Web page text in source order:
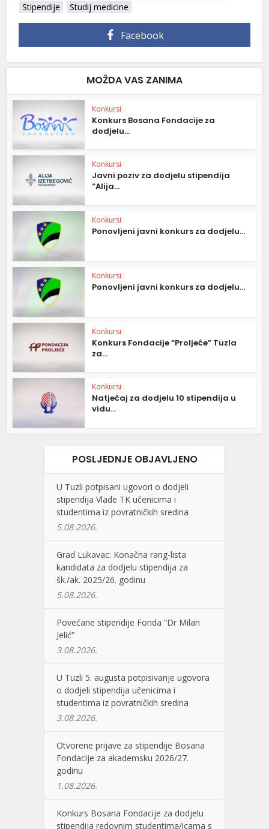
Stipendije
Studij medicine
Facebook
MOŽDA VAS ZANIMA
Konkursi
Konkurs Bosana Fondacije za
dodjelu...
Konkursi
Javni poziv za dodjelu stipendija
“Alija...
Konkursi
Ponovljeni javni konkurs za dodjelu...
Konkursi
Ponovljeni javni konkurs za dodjelu...
Konkursi
Konkurs Fondacije “Proljeće” Tuzla
za...
Konkursi
Natječaj za dodjelu 10 stipendija u
vidu...
POSLJEDNJE OBJAVLJENO
U Tuzli potpisani ugovori o dodjeli
stipendija Vlade TK učenicima i
studentima iz povratničkih sredina
5.08.2026.
Grad Lukavac: Konačna rang-lista
kandidata za dodjelu stipendija za
šk./ak. 2025/26. godinu
5.08.2026.
Povećane stipendije Fonda “Dr Milan
Jelić”
3.08.2026.
U Tuzli 5. augusta potpisivanje ugovora
o dodjeli stipendija učenicima i
studentima iz povratničkih sredina
3.08.2026.
Otvorene prijave za stipendije Bosana
Fondacije za akademsku 2026/27.
godinu
1.08.2026.
Konkurs Bosana Fondacije za dodjelu
stipendija redovnim studentima/icama s